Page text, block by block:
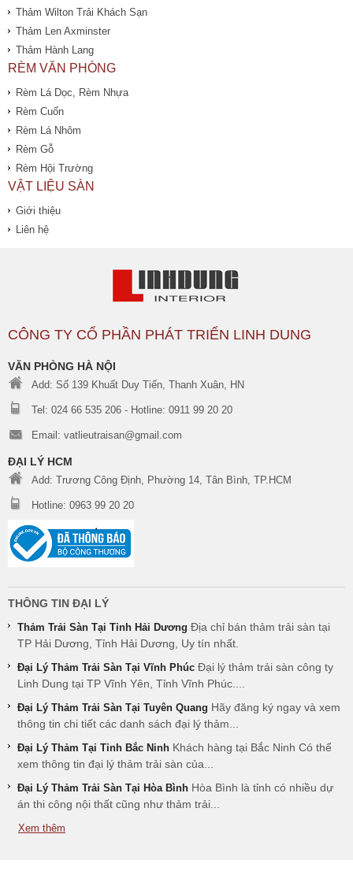
Thảm Wilton Trải Khách Sạn
Thảm Len Axminster
Thảm Hành Lang
RÈM VĂN PHÒNG
Rèm Lá Dọc, Rèm Nhựa
Rèm Cuốn
Rèm Lá Nhôm
Rèm Gỗ
Rèm Hội Trường
VẬT LIỆU SÀN
Giới thiệu
Liên hệ
CÔNG TY CỔ PHẦN PHÁT TRIỂN LINH DUNG
VĂN PHÒNG HÀ NỘI
Add: Số 139 Khuất Duy Tiến, Thanh Xuân, HN
Tel: 024 66 535 206 - Hotline: 0911 99 20 20
Email: vatlieutraisan@gmail.com
ĐẠI LÝ HCM
Add: Trương Công Định, Phường 14, Tân Bình, TP.HCM
Hotline: 0963 99 20 20
THÔNG TIN ĐẠI LÝ
Thảm Trải Sàn Tại Tỉnh Hải Dương Địa chỉ bán thảm trải sàn tại
TP Hải Dương, Tỉnh Hải Dương, Uy tín nhất.
Đại Lý Thảm Trải Sàn Tại Vĩnh Phúc Đại lý thảm trải sàn công ty
Linh Dung tại TP Vĩnh Yên, Tỉnh Vĩnh Phúc....
Đại Lý Thảm Trải Sàn Tại Tuyên Quang Hãy đăng ký ngay và xem
thông tin chi tiết các danh sách đại lý thảm...
Đại Lý Thảm Tại Tỉnh Bắc Ninh Khách hàng tại Bắc Ninh Có thể
xem thông tin đại lý thảm trải sàn của...
Đại Lý Thảm Trải Sàn Tại Hòa Bình Hòa Bình là tỉnh có nhiều dự
án thi công nội thất cũng như thảm trải...
Xem thêm